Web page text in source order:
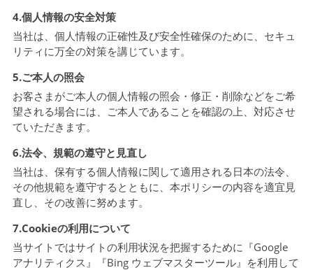
4.個人情報の安全対策
当社は、個人情報の正確性及び安全性確保のために、セキュ
リティに万全の対策を講じています。
5.ご本人の照会
お客さまがご本人の個人情報の照会・修正・削除などをご希
望される場合には、ご本人であることを確認の上、対応させ
ていただきます。
6.法令、規範の遵守と見直し
当社は、保有する個人情報に関して適用される日本の法令、
その他規範を遵守するとともに、本ポリシーの内容を適宜見
直し、その改善に努めます。
7.Cookieの利用について
当サイトではサイトの利用状況を把握するために『Google
アナリティクス』『Bing ウェブマスターツール』を利用して